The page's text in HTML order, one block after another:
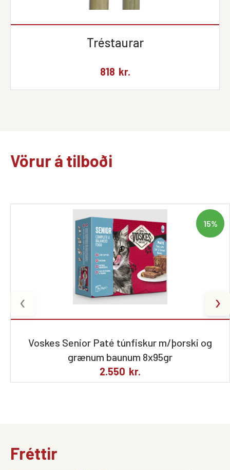
Tréstaurar
818 kr.
Vörur á tilboði
15%
Voskes Senior Paté túnfiskur m/þorski og
grænum baunum 8x95gr
2.550 kr.
‹ ›
Fréttir